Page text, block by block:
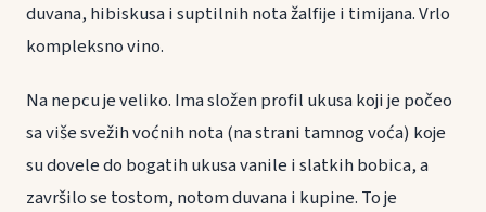
duvana, hibiskusa i suptilnih nota žalfije i timijana. Vrlo
kompleksno vino.
Na nepcu je veliko. Ima složen profil ukusa koji je počeo
sa više svežih voćnih nota (na strani tamnog voća) koje
su dovele do bogatih ukusa vanile i slatkih bobica, a
završilo se tostom, notom duvana i kupine. To je